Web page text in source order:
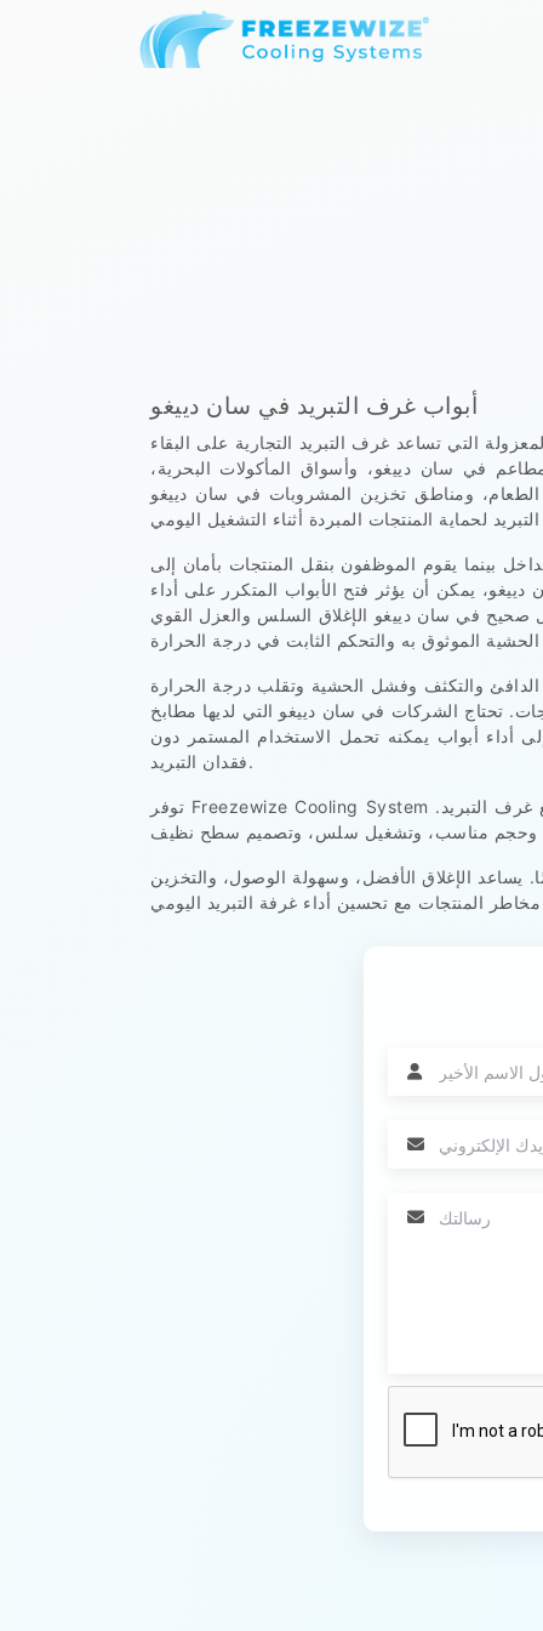
أبواب غرف التبريد في سان دييغو
التي تساعد غرف التبريد التجارية على البقاء
في سان دييغو، وأسواق المأكولات البحرية،
الطعام، ومناطق تخزين المشروبات في سان دييغو
بينما يقوم الموظفون بنقل المنتجات بأمان إلى
يمكن أن يؤثر فتح الأبواب المتكرر على أداء
صحيح في سان دييغو الإغلاق السلس والعزل القوي
والتكثف وفشل الحشية وتقلب درجة الحرارة
تحتاج الشركات في سان دييغو التي لديها مطابخ
أداء أبواب يمكنه تحمل الاستخدام المستمر دون
فقدان التبريد.
توفر Freezewize Cooling System حلول أبواب غرف التبريد الاحترافية في سان دييغو للغرف الباردة التجارية، ومناطق إعداد الطعام، وغرف التخزين، ومشاريع غرف التبريد.
الإغلاق الأفضل، وسهولة الوصول، والتخزين